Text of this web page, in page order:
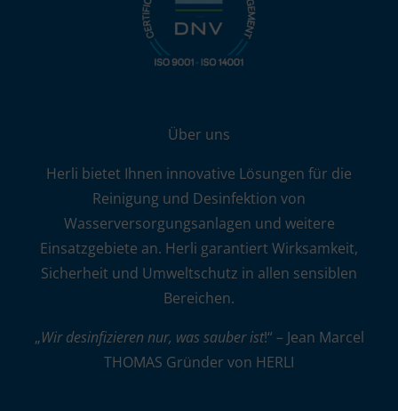
Über uns
Herli bietet Ihnen innovative Lösungen für die
Reinigung und Desinfektion von
Wasserversorgungsanlagen und weitere
Einsatzgebiete an. Herli garantiert Wirksamkeit,
Sicherheit und Umweltschutz in allen sensiblen
Bereichen.
„Wir desinfizieren nur, was sauber ist!“ – Jean Marcel
THOMAS Gründer von HERLI